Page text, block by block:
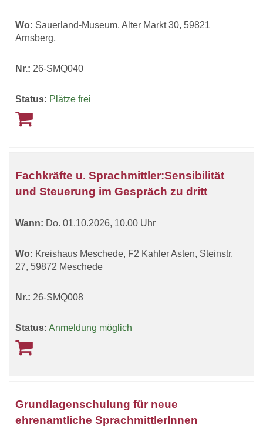
Wo: Sauerland-Museum, Alter Markt 30, 59821
Arnsberg,
Nr.: 26-SMQ040
Status: Plätze frei
Fachkräfte u. Sprachmittler:Sensibilität
und Steuerung im Gespräch zu dritt
Wann: Do. 01.10.2026, 10.00 Uhr
Wo: Kreishaus Meschede, F2 Kahler Asten, Steinstr.
27, 59872 Meschede
Nr.: 26-SMQ008
Status: Anmeldung möglich
Grundlagenschulung für neue
ehrenamtliche SprachmittlerInnen